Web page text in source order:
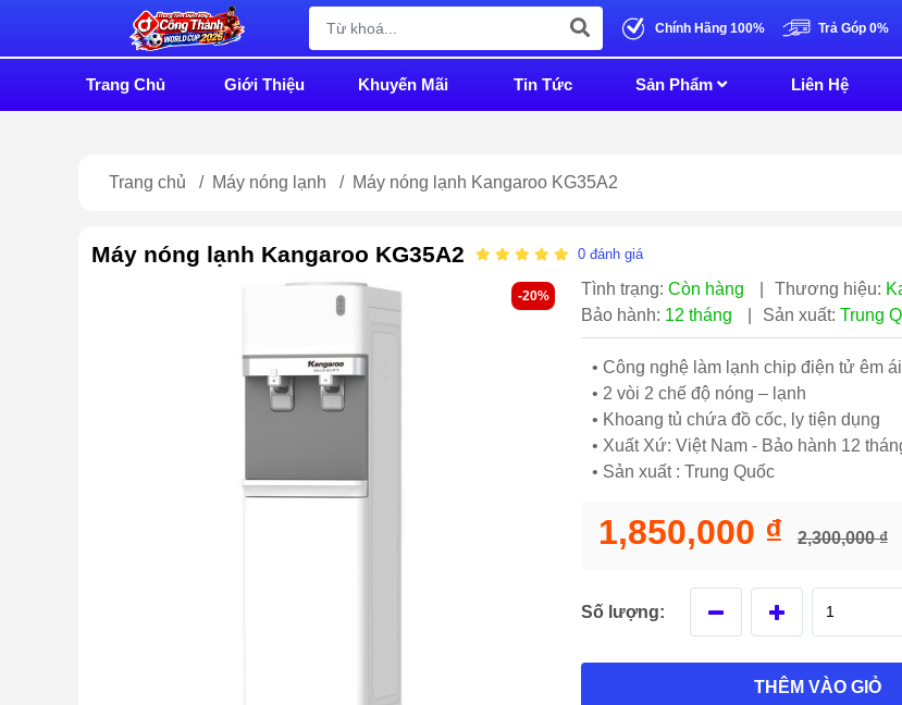
Chính Hãng 100% Trả Góp 0%
Trang Chủ Giới Thiệu Khuyến Mãi Tin Tức Sản Phẩm Liên Hệ
Trang chủ / Máy nóng lạnh / Máy nóng lạnh Kangaroo KG35A2
Máy nóng lạnh Kangaroo KG35A2 0 đánh giá
-20% Tình trạng: Còn hàng Thương hiệu:
Bảo hành: 12 tháng Sản xuất: Trung
• Công nghệ làm lạnh chip điện tử êm ái
• 2 vòi 2 chế độ nóng – lạnh
• Khoang tủ chứa đồ cốc, ly tiện dụng
• Xuất Xứ: Việt Nam - Bảo hành 12
• Sản xuất : Trung Quốc
1,850,000 ₫ 2,300,000 ₫
Số lượng:
THÊM VÀO GIỎ